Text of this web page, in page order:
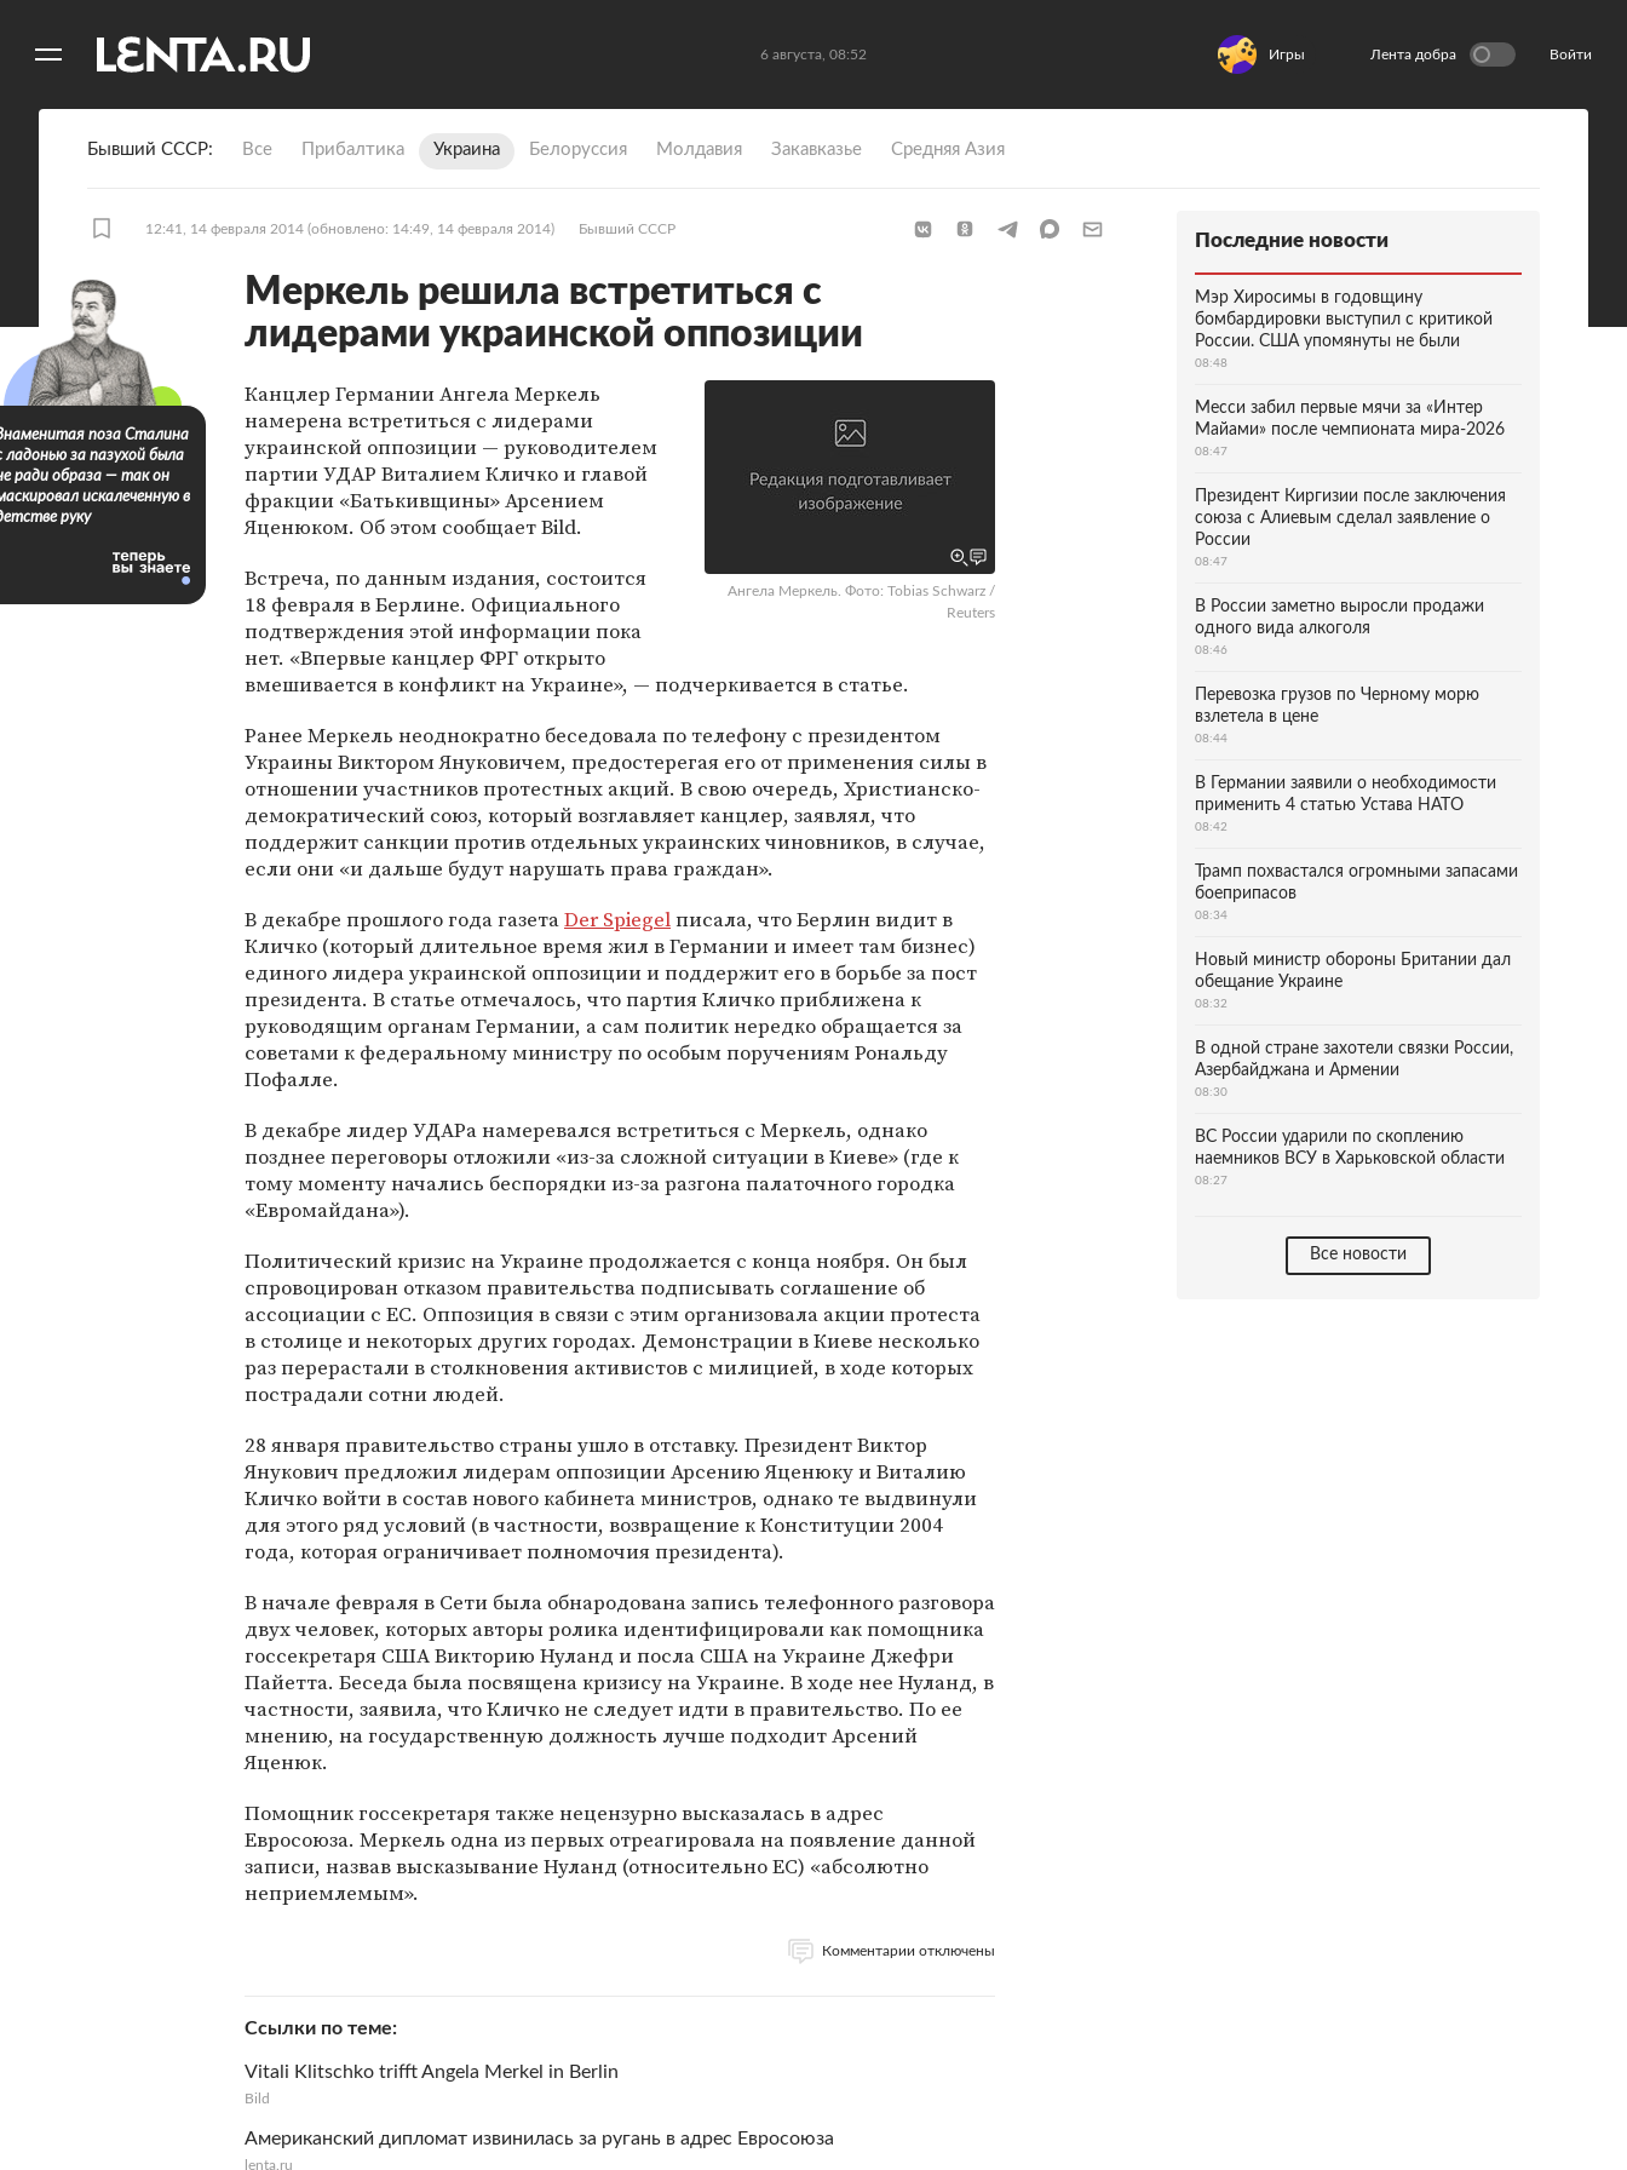
6 августа, 08:52 Игры Лента добра Войти
Бывший СССР Все Прибалтика Украина Белоруссия Молдавия Закавказье Средняя Азия
12:41, 14 февраля 2014 (обновлено: 14:49, 14 февраля 2014) Бывший СССР
Меркель решила встретиться с
лидерами украинской оппозиции
Ангела Меркель. Фото: Tobias Schwarz /
Reuters
Канцлер Германии Ангела Меркель
намерена встретиться с лидерами
украинской оппозиции — руководителем
партии УДАР Виталием Кличко и главой
фракции «Батькивщины» Арсением
Яценюком. Об этом сообщает Bild.
Встреча, по данным издания, состоится
18 февраля в Берлине. Официального
подтверждения этой информации пока
нет. «Впервые канцлер ФРГ открыто
вмешивается в конфликт на Украине», — подчеркивается в статье.
Ранее Меркель неоднократно беседовала по телефону с президентом
Украины Виктором Януковичем, предостерегая его от применения силы в
отношении участников протестных акций. В свою очередь, Христианско-
демократический союз, который возглавляет канцлер, заявлял, что
поддержит санкции против отдельных украинских чиновников, в случае,
если они «и дальше будут нарушать права граждан».
В декабре прошлого года газетаDer Spiegelписала, что Берлин видит в
Кличко (который длительное время жил в Германии и имеет там бизнес)
единого лидера украинской оппозиции и поддержит его в борьбе за пост
президента. В статье отмечалось, что партия Кличко приближена к
руководящим органам Германии, а сам политик нередко обращается за
советами к федеральному министру по особым поручениям Рональду
Пофалле.
В декабре лидер УДАРа намеревался встретиться с Меркель, однако
позднее переговоры отложили «из-за сложной ситуации в Киеве» (где к
тому моменту начались беспорядки из-за разгона палаточного городка
«Евромайдана»).
Политический кризис на Украине продолжается с конца ноября. Он был
спровоцирован отказом правительства подписывать соглашение об
ассоциации с ЕС. Оппозиция в связи с этим организовала акции протеста
в столице и некоторых других городах. Демонстрации в Киеве несколько
раз перерастали в столкновения активистов с милицией, в ходе которых
пострадали сотни людей.
28 января правительство страны ушло в отставку. Президент Виктор
Янукович предложил лидерам оппозиции Арсению Яценюку и Виталию
Кличко войти в состав нового кабинета министров, однако те выдвинули
для этого ряд условий (в частности, возвращение к Конституции 2004
года, которая ограничивает полномочия президента).
В начале февраля в Сети была обнародована запись телефонного разговора
двух человек, которых авторы ролика идентифицировали как помощника
госсекретаря США Викторию Нуланд и посла США на Украине Джефри
Пайетта. Беседа была посвящена кризису на Украине. В ходе нее Нуланд, в
частности, заявила, что Кличко не следует идти в правительство. По ее
мнению, на государственную должность лучше подходит Арсений
Яценюк.
Помощник госсекретаря также нецензурно высказалась в адрес
Евросоюза. Меркель одна из первых отреагировала на появление данной
записи, назвав высказывание Нуланд (относительно ЕС) «абсолютно
неприемлемым».
Комментарии отключены
Ссылки по теме
Vitali Klitschko trifft Angela Merkel in Berlin
Bild
Американский дипломат извинилась за ругань в адрес Евросоюза
lenta.ru
поза Сталина
ладонью за пазухой была
ради образа — так он
искалеченную в
руку
Последние новости
Мэр Хиросимы в годовщину
бомбардировки выступил с критикой
России. США упомянуты не были
08:48
Месси забил первые мячи за «Интер
Майами» после чемпионата мира-2026
08:47
Президент Киргизии после заключения
союза с Алиевым сделал заявление о
России
08:47
В России заметно выросли продажи
одного вида алкоголя
08:46
Перевозка грузов по Черному морю
взлетела в цене
08:44
В Германии заявили о необходимости
применить 4 статью Устава НАТО
08:42
Трамп похвастался огромными запасами
боеприпасов
08:34
Новый министр обороны Британии дал
обещание Украине
08:32
В одной стране захотели связки России,
Азербайджана и Армении
08:30
ВС России ударили по скоплению
наемников ВСУ в Харьковской области
08:27
Все новости